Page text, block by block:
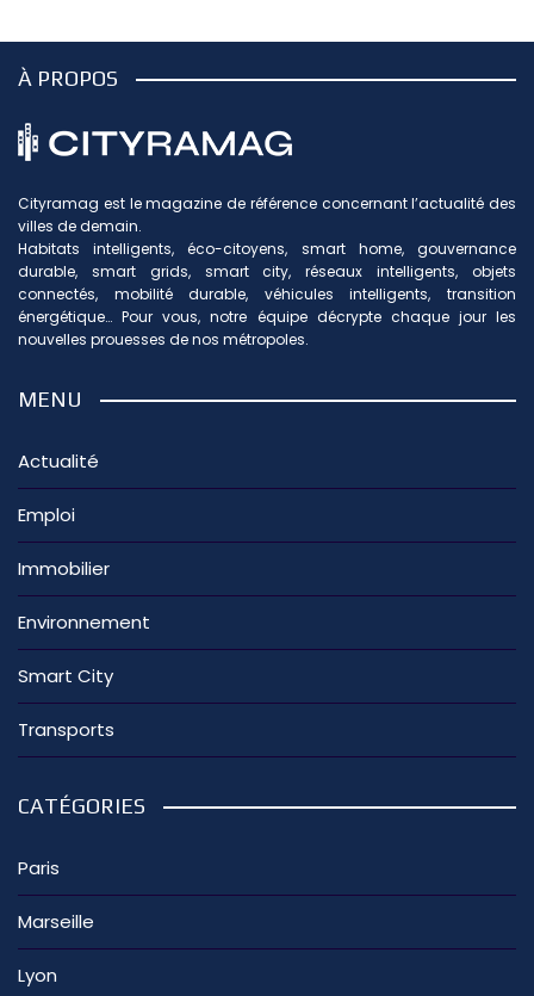
À PROPOS
Cityramag est le magazine de référence concernant l’actualité des
villes de demain.
Habitats intelligents, éco-citoyens, smart home, gouvernance
durable, smart grids, smart city, réseaux intelligents, objets
connectés, mobilité durable, véhicules intelligents, transition
énergétique… Pour vous, notre équipe décrypte chaque jour les
nouvelles prouesses de nos métropoles.
MENU
Actualité
Emploi
Immobilier
Environnement
Smart City
Transports
CATÉGORIES
Paris
Marseille
Lyon